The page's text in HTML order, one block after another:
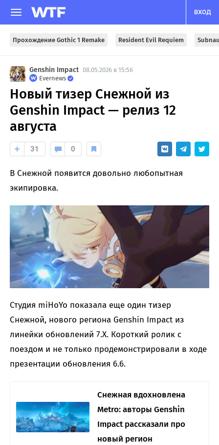
ВХОД
Прохождение Gothic 1 Remake Resident Evil Requiem
Genshin Impact 08.05.2026 в 15:56
Evernews
Новый тизер Снежной из
Genshin Impact — релиз 12
августа
31 0
В Снежной появится довольно любопытная
экипировка.
Студия miHoYo показала еще один тизер
Снежной, нового региона Genshin Impact из
линейки обновлений 7.Х. Короткий ролик с
поездом и не только продемонстрировали в ходе
презентации обновления 6.6.
Снежная вдохновлена
Metro: авторы Genshin
Impact рассказали про
новый регион